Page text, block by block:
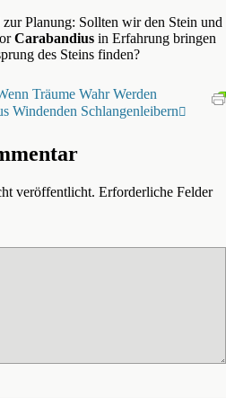
Planung: Sollten wir den Stein und
Carabandius in Erfahrung bringen
des Steins finden?
Träume Wahr Werden
Windenden Schlangenleibern
veröffentlicht. Erforderliche Felder